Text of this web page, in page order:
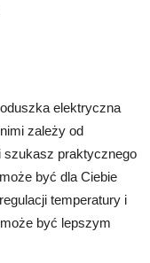
elektryczna
zależy od
szukasz praktycznego
być dla Ciebie
temperatury i
być lepszym